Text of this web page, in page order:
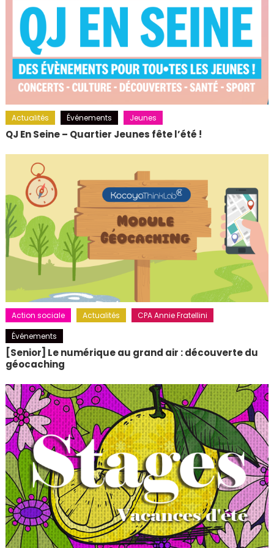
Actualités Événements Jeunes
QJ En Seine – Quartier Jeunes fête l’été !
Action sociale Actualités
CPA Annie Fratellini
Événements
[Senior] Le numérique au grand air : découverte du
géocaching